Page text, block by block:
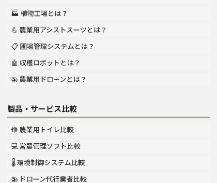
🏭 植物工場とは？
💪 農業用アシストスーツとは？
📋 圃場管理システムとは？
🤖 収穫ロボットとは？
🚁 農業用ドローンとは？
製品・サービス比較
🚻 農業用トイレ比較
💻 営農管理ソフト比較
🌡️ 環境制御システム比較
🚁 ドローン代行業者比較